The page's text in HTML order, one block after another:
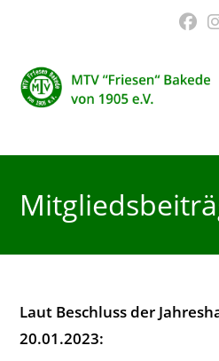
Laut Beschluss der
20.01.2023: